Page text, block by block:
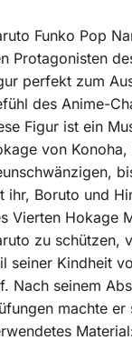
Funko Pop
Protagonisten
perfekt zum
des Anime-
Figur ist ein
von
ihr, Boruto und
Vierten Hokage
zu schützen,
seiner Kindheit
Nach seinem
machte